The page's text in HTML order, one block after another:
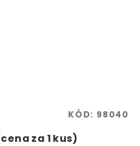
za 1 kus)
KÓD: 98040